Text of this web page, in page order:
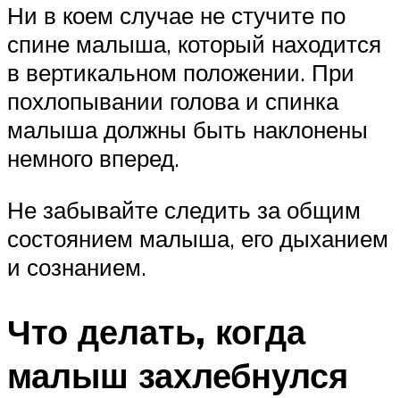
Ни в коем случае не стучите по
спине малыша, который находится
в вертикальном положении. При
похлопывании голова и спинка
малыша должны быть наклонены
немного вперед.
Не забывайте следить за общим
состоянием малыша, его дыханием
и сознанием.
Что делать, когда
малыш захлебнулся